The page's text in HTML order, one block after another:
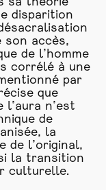
sa théorie
disparition
son accès,
de l’homme
corrélé à une
par
que
n’est
de
la
de l’original,
la transition
culturelle.